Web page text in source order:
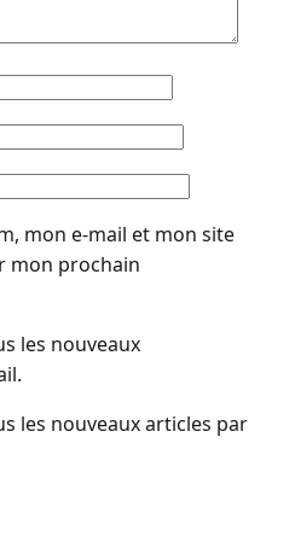
mon e-mail et mon site
mon prochain
les nouveaux
les nouveaux articles par